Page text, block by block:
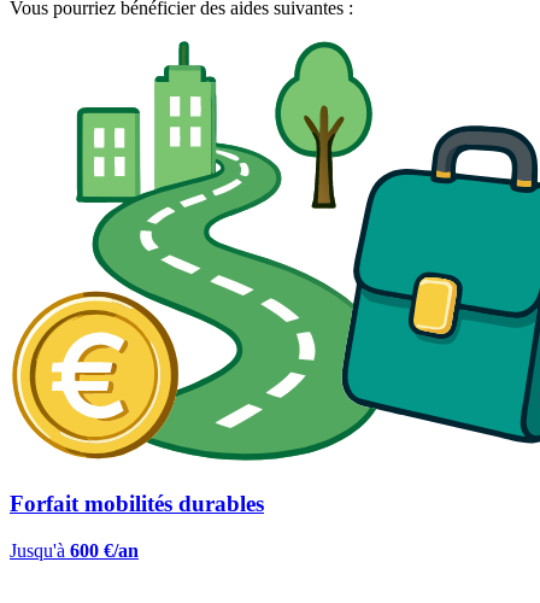
Vous pourriez bénéficier des aides suivantes :
Forfait mobilités durables
Jusqu'à 600 €/an